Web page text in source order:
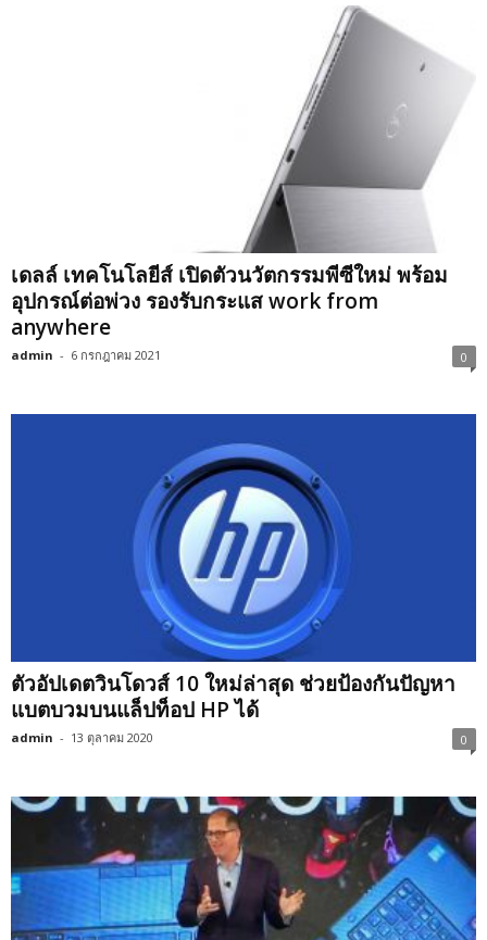
เดลล์ เทคโนโลยีส์ เปิดตัวนวัตกรรมพีซีใหม่ พร้อม
อุปกรณ์ต่อพ่วง รองรับกระแส work from
anywhere
admin - 6 กรกฎาคม 2021 0
ตัวอัปเดตวินโดวส์ 10 ใหม่ล่าสุด ช่วยป้องกันปัญหา
แบตบวมบนแล็ปท็อป HP ได้
admin - 13 ตุลาคม 2020 0